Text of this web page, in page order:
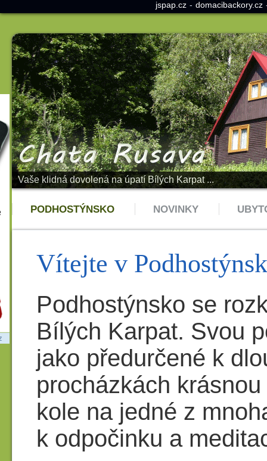
jspap.cz - domacibackory.cz
Vaše klidná dovolená na úpatí Bílých Karpat ...
PODHOSTÝNSKO NOVINKY
Vítejte v
Podhostýnsko se
Bílých Karpat. Svou
jako předurčené k
procházkách
kole na jedné z
k odpočinku a